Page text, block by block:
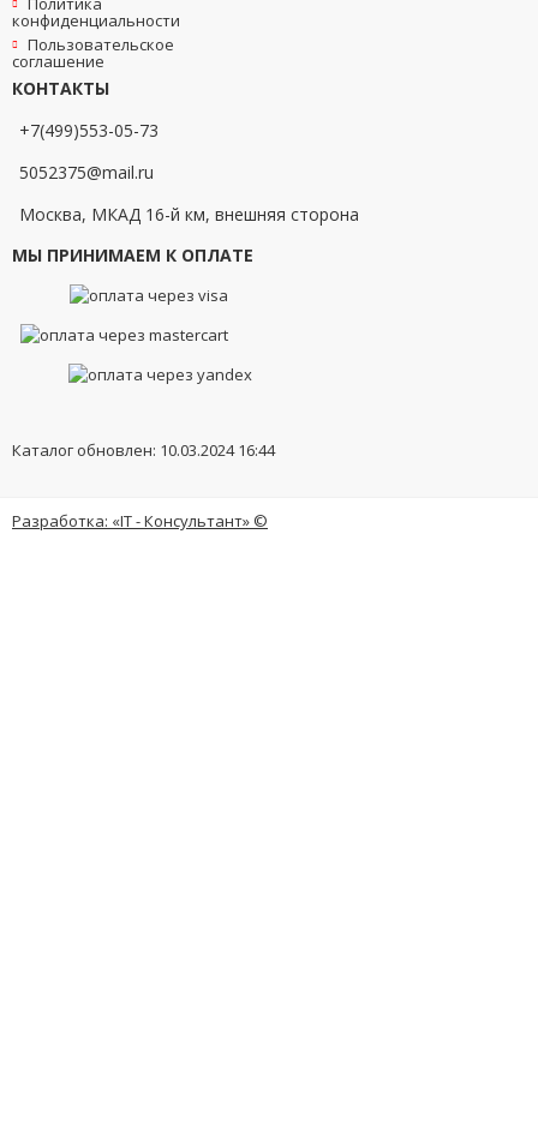
конфиденциальности
Пользовательское
соглашение
КОНТАКТЫ
+7(499)553-05-73
5052375@mail.ru
Москва, МКАД 16-й км, внешняя сторона
МЫ ПРИНИМАЕМ К ОПЛАТЕ
Каталог обновлен: 10.03.2024 16:44
Разработка: «IT - Консультант» ©